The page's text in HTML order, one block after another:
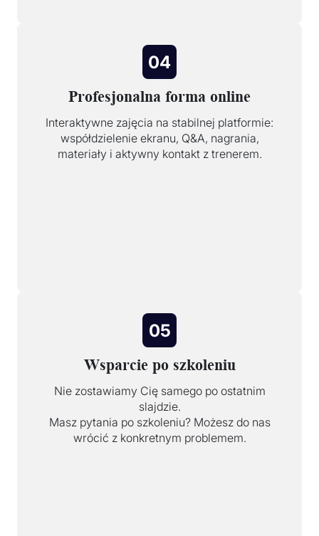
04
Profesjonalna forma online
Interaktywne zajęcia na stabilnej platformie:
współdzielenie ekranu, Q&A, nagrania,
materiały i aktywny kontakt z trenerem.
05
Wsparcie po szkoleniu
Nie zostawiamy Cię samego po ostatnim
slajdzie.
Masz pytania po szkoleniu? Możesz do nas
wrócić z konkretnym problemem.